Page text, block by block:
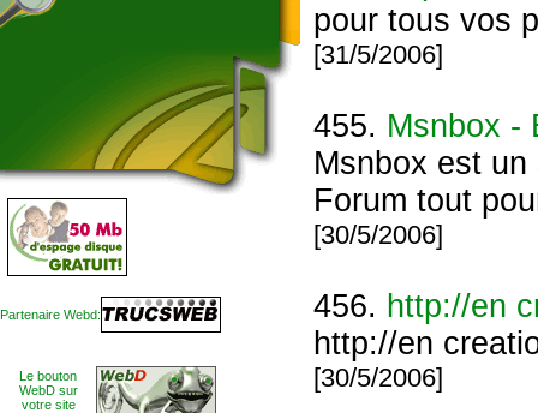
Partenaire Webd:
Le bouton
WebD sur
votre site
pour tous vos
[31/5/2006]
455. Msnbox -
Msnbox est
Forum tout
[30/5/2006]
456. http://en
http://en
[30/5/2006]